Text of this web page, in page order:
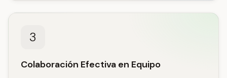
3
Colaboración Efectiva en Equipo